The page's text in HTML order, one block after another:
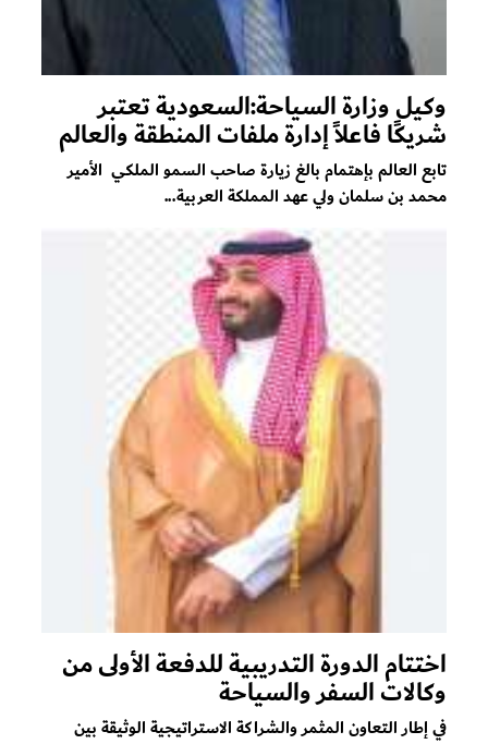
وكيل وزارة السياحة:السعودية تعتبر
شريكًا فاعلاً إدارة ملفات المنطقة والعالم
تابع العالم بإهتمام بالغ زيارة صاحب السمو الملكي الأمير
محمد بن سلمان ولي عهد المملكة العربية...
اختتام الدورة التدريبية للدفعة الأولى من
وكالات السفر والسياحة
في إطار التعاون المثمر والشراكة الاستراتيجية الوثيقة بين